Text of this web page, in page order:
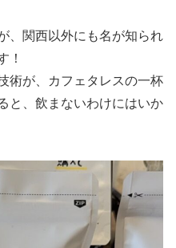
、関西以外にも名が知られ
！
術が、カフェタレスの一杯
と、飲まないわけにはいか